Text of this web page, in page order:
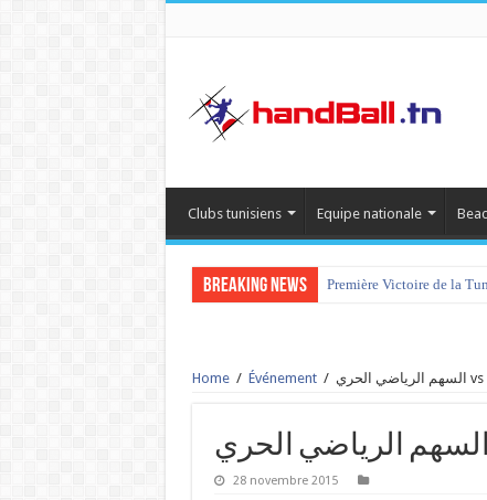
Clubs tunisiens Equipe nationale
Breaking News Première Victoire de la
Home / Événement /
28 novembre 2015